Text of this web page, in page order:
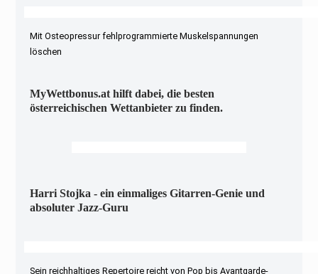
Mit Osteopressur fehlprogrammierte Muskelspannungen
löschen
MyWettbonus.at hilft dabei, die besten
österreichischen Wettanbieter zu finden.
Harri Stojka - ein einmaliges Gitarren-Genie und
absoluter Jazz-Guru
Sein reichhaltiges Repertoire reicht von Pop bis Avantgarde-